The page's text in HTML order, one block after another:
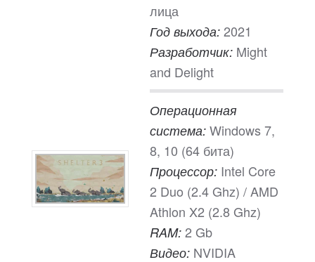
лица
Год выхода: 2021
Разработчик: Might
and Delight
Операционная
система: Windows 7,
8, 10 (64 бита)
Процессор: Intel Core
2 Duo (2.4 Ghz) / AMD
Athlon X2 (2.8 Ghz)
RAM: 2 Gb
Видео: NVIDIA